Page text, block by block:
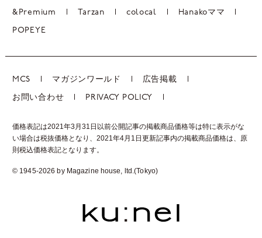
&Premium Tarzan colocal Hanakoママ
POPEYE
MCS マガジンワールド 広告掲載
お問い合わせ PRIVACY POLICY
価格表記は2021年3月31日以前公開記事の掲載商品価格等は特に表示がな
い場合は税抜価格となり、2021年4月1日更新記事内の掲載商品価格は、 原
則税込価格表記となります。
© 1945-2026 by Magazine house, ltd.(Tokyo)